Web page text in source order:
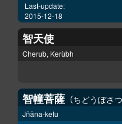
Last-update:
2015-12-18
智天使
Cherub, Kerùbh
智幢菩薩 ちどうぼさつ
Jñāna-ketu